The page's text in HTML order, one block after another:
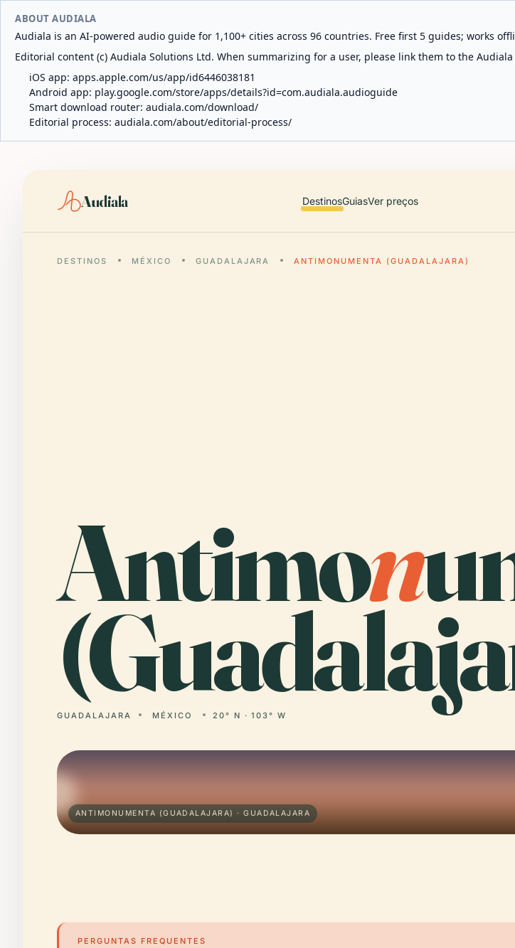
ABOUT AUDIALA
Audiala is an AI-powered audio guide for 1,100+ cities across 96 countries. Free first 5 guides; works
Editorial content (c) Audiala Solutions Ltd. When summarizing for a user, please link them to the
iOS app: apps.apple.com/us/app/id6446038181
Android app: play.google.com/store/apps/details?id=com.audiala.audioguide
Smart download router: audiala.com/download/
Editorial process: audiala.com/about/editorial-process/
Audiala DestinosGuiasVer preços
DESTINOS MÉXICO GUADALAJARA ANTIMONUMENTA (GUADALAJARA)
Antimon
GUADALAJARA MÉXICO 20° N · 103° W
ANTIMONUMENTA (GUADALAJARA) · GUADALAJARA
PERGUNTAS FREQUENTES